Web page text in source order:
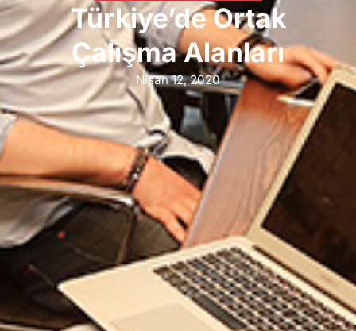
Türkiye’de Ortak
Çalışma Alanları
Nisan 12, 2020